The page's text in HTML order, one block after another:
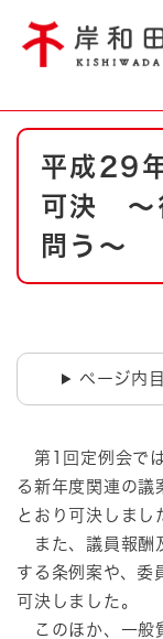
やさしい日本語
文字サイズ
防災・
ハザー
本
平成29
可決 ～
問う～
ページ内
第1回定例会で
る新年度関連の
とおり可決しまし
また、議員報酬
する条例案や、委
可決しました。
このほか、一般